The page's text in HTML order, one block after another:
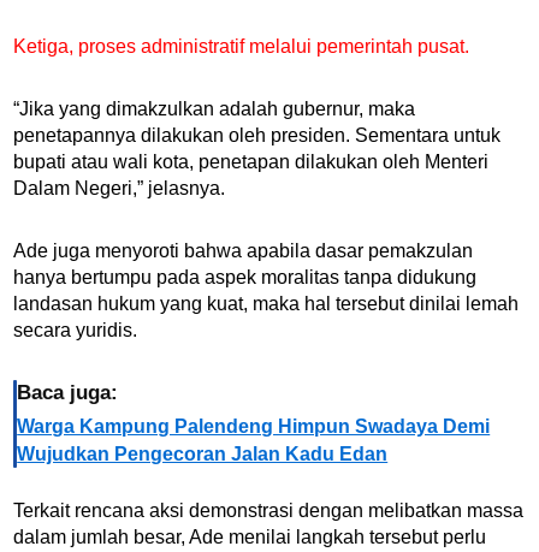
Ketiga, proses administratif melalui pemerintah pusat.
“Jika yang dimakzulkan adalah gubernur, maka
penetapannya dilakukan oleh presiden. Sementara untuk
bupati atau wali kota, penetapan dilakukan oleh Menteri
Dalam Negeri,” jelasnya.
Ade juga menyoroti bahwa apabila dasar pemakzulan
hanya bertumpu pada aspek moralitas tanpa didukung
landasan hukum yang kuat, maka hal tersebut dinilai lemah
secara yuridis.
Baca juga:
Warga Kampung Palendeng Himpun Swadaya Demi
Wujudkan Pengecoran Jalan Kadu Edan
Terkait rencana aksi demonstrasi dengan melibatkan massa
dalam jumlah besar, Ade menilai langkah tersebut perlu